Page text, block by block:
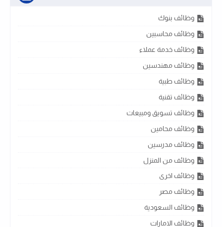
وظائف بنوك
وظائف محاسبين
وظائف خدمة عملاء
وظائف مهندسين
وظائف طبية
وظائف تقنية
وظائف تسويق ومبيعات
وظائف محامين
وظائف مدرسين
وظائف من المنزل
وظائف اخرى
وظائف مصر
وظائف السعودية
وظائف الامارات